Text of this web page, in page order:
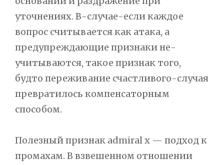
уточнениях. В-случае-если каждое
вопрос считывается как атака, а
предупреждающие признаки не-
учитываются, такое признак того,
будто переживание счастливого-случая
превратилось компенсаторным
способом.
Полезный признак admiral x — подход к
промахам. В взвешенном отношении